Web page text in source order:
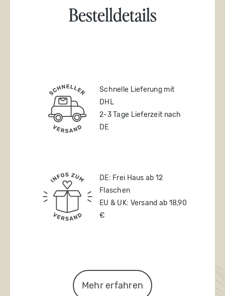
Bestelldetails
Schnelle Lieferung mit
DHL
2-3 Tage Lieferzeit nach
DE
DE: Frei Haus ab 12
Flaschen
EU & UK: Versand ab 18,90
€
Mehr erfahren